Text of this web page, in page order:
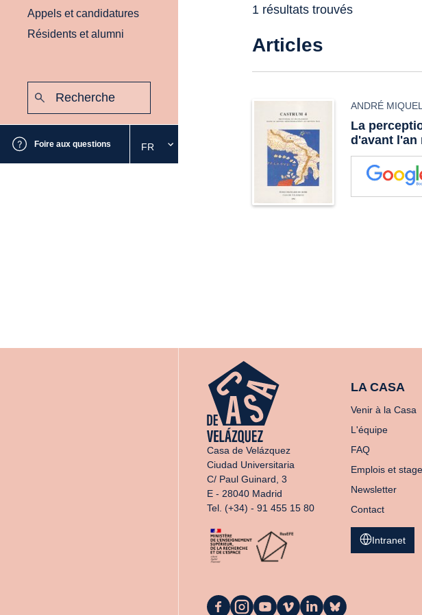
Appels et candidatures
Résidents et alumni
Foire aux questions
Sélectionnez
la
FR
1 résultats trouvés
Articles
ANDRÉ MIQUEL
La
d'avant l'an
Casa de Velázquez
Ciudad Universitaria
C/ Paul Guinard, 3
E - 28040 Madrid
Tel. (+34) - 91 455 15 80
LA CASA
Venir à la Casa
L'équipe
FAQ
Emplois et
Newsletter
Contact
Intranet
La La La La La La